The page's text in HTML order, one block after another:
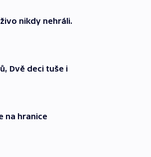
nikdy nehráli.
Dvě deci tuše i
na hranice